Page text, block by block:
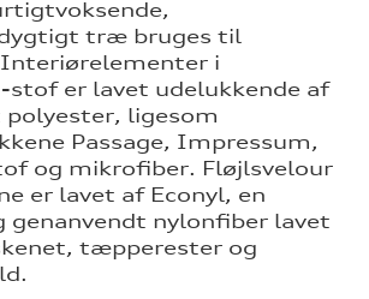
træ bruges til
i
er lavet udelukkende af
polyester, ligesom
Passage, Impressum,
og mikrofiber. Fløjlsvelour
er lavet af Econyl, en
nylonfiber lavet
tæpperester og